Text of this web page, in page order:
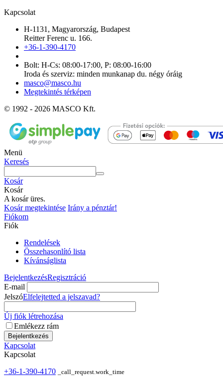
Kapcsolat
H-1131, Magyarország, Budapest
Reitter Ferenc u. 166.
+36-1-390-4170
Bolt: H-Cs: 08:00-17:00, P: 08:00-16:00
Iroda és szerviz: minden munkanap du. négy óráig
masco@masco.hu
Megtekintés térképen
© 1992 - 2026 MASCO Kft.
Menü
Keresés
Kosár
Kosár
A kosár üres.
Kosár megtekintése Irány a pénztár!
Fiókom
Fiók
Rendelések
Összehasonlító lista
Kívánságlista
BejelentkezésRegisztráció
E-mail
JelszóElfelejtetted a jelszavad?
Új fiók létrehozása
Emlékezz rám
Bejelentkezés
Kapcsolat
Kapcsolat
+36-1-390-4170
_call_request.work_time